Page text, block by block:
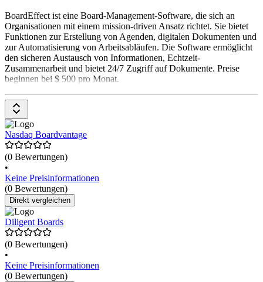
BoardEffect ist eine Board-Management-Software, die sich an
Organisationen mit einem mission-driven Ansatz richtet. Sie bietet
Funktionen zur Erstellung von Agenden, digitalen Dokumenten und
zur Automatisierung von Arbeitsabläufen. Die Software ermöglicht
den sicheren Austausch von Informationen, Echtzeit-
Zusammenarbeit und bietet 24/7 Zugriff auf Dokumente. Preise
beginnen bei $ 500 pro Monat.
Nasdaq Boardvantage
(0 Bewertungen)
•
Keine Preisinformationen
(0 Bewertungen)
Direkt vergleichen
Diligent Boards
(0 Bewertungen)
•
Keine Preisinformationen
(0 Bewertungen)